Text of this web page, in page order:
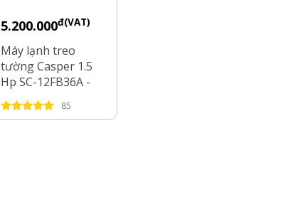
5.200.000đ(VAT)
Máy lạnh treo
tường Casper 1.5
Hp SC-12FB36A -
2025
85